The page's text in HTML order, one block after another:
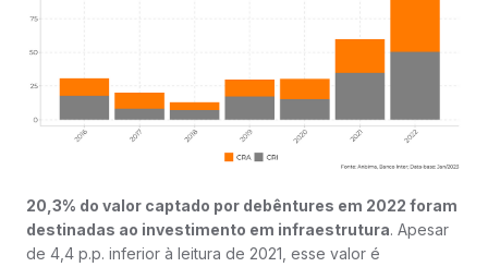
20,3% do valor captado por debêntures em 2022 foram
destinadas ao investimento em infraestrutura. Apesar
de 4,4 p.p. inferior à leitura de 2021, esse valor é